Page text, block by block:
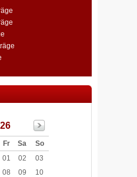
Fr Sa
So
01
02
03
08 09
10